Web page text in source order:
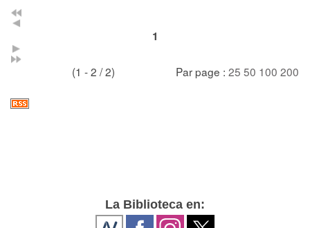
1
(1 - 2 / 2) Par page : 25 50 100 200
La Biblioteca en: